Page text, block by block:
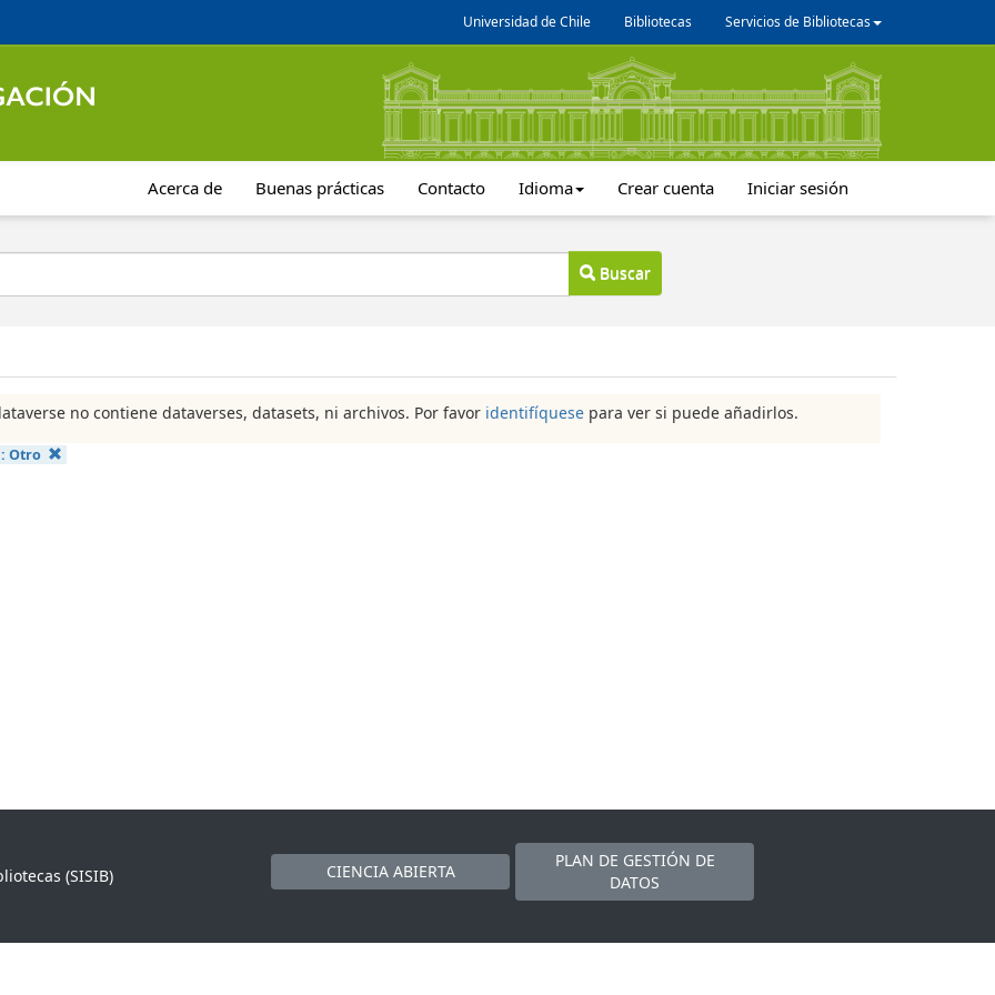
Universidad de Chile Bibliotecas Servicios de Bibliotecas
Acerca de Buenas prácticas Contacto Idioma Crear cuenta Iniciar sesión
Buscar
no contiene dataverses, datasets, ni archivos. Por favor identifíquese para ver si puede añadirlos.
Otro
(SISIB)
CIENCIA ABIERTA
PLAN DE GESTIÓN DE
DATOS